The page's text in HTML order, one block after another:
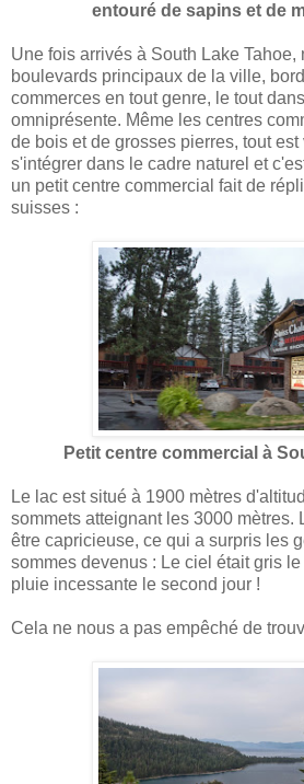
entouré de sapins et de
Une fois arrivés à South Lake
boulevards principaux de la ville,
commerces en tout genre, le tout
omniprésente. Même les centres
de bois et de grosses pierres, tout
s'intégrer dans le cadre naturel et
un petit centre commercial fait de
suisses :
Petit centre commercial à
Le lac est situé à 1900 mètres
sommets atteignant les 3000 mètres.
être capricieuse, ce qui a surpris les
sommes devenus : Le ciel était gris
pluie incessante le second jour !
Cela ne nous a pas empêché de